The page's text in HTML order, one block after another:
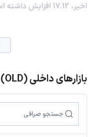
اخیر، 17.12 افزایش داشته است.
بازارهای داخلی Troll (OLD)